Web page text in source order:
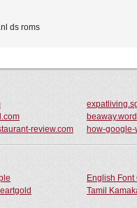
ds roms
review.com how-
English
Tamil